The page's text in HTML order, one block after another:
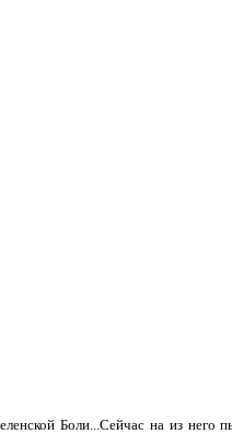
Боли...Сейчас на из него